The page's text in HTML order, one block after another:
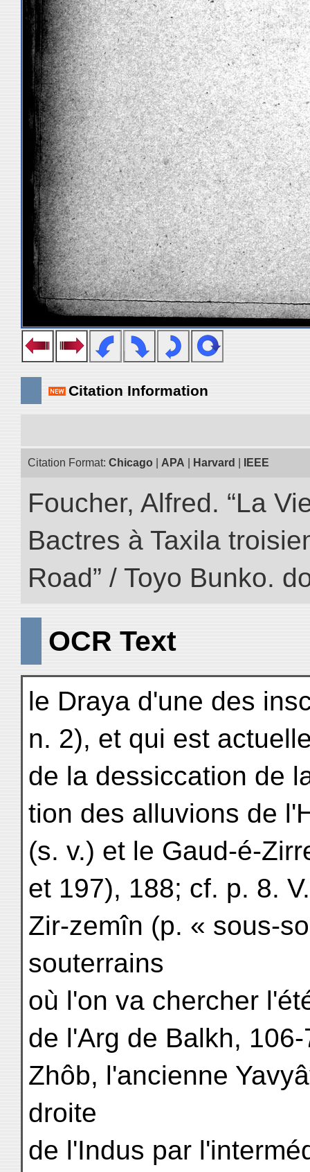
Citation Information
Citation Format: Chicago APA Harvard IEEE
Foucher, Alfred. “La
Bactres à Taxila
Road” / Toyo Bunko.
OCR Text
le Draya d'une des
n. 2), et qui est
de la dessiccation de
tion des alluvions de
(s. v.) et le Gaud-é-
et 197), 188; cf. p. 8.
Zir-zemîn (p. « sous-
souterrains
où l'on va chercher
de l'Arg de Balkh,
Zhôb, l'ancienne
droite
de l'Indus par